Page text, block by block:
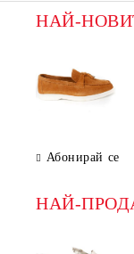
НАЙ-
Абонирай се
НАЙ-